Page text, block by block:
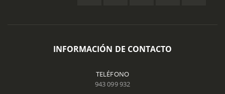
INFORMACIÓN DE CONTACTO
TELÉFONO
943 099 932